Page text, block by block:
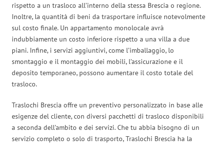
rispetto a un trasloco all’interno della stessa Brescia o regione.
Inoltre, la quantità di beni da trasportare influisce notevolmente
sul costo finale. Un appartamento monolocale avrà
indubbiamente un costo inferiore rispetto a una villa a due
piani. Infine, i servizi aggiuntivi, come l’imballaggio, lo
smontaggio e il montaggio dei mobili, l’assicurazione e il
deposito temporaneo, possono aumentare il costo totale del
trasloco.
Traslochi Brescia offre un preventivo personalizzato in base alle
esigenze del cliente, con diversi pacchetti di trasloco disponibili
a seconda dell’ambito e dei servizi. Che tu abbia bisogno di un
servizio completo o solo di trasporto, Traslochi Brescia ha la